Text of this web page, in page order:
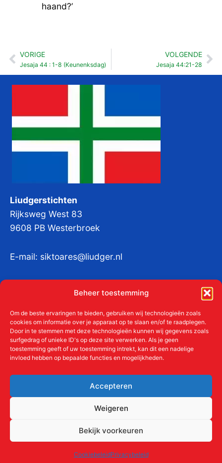
Beheer toestemming
Om de beste ervaringen te bieden, gebruiken wij technologieën zoals
cookies om informatie over je apparaat op te slaan en/of te raadplegen.
Door in te stemmen met deze technologieën kunnen wij gegevens zoals
surfgedrag of unieke ID's op deze site verwerken. Als je geen
toestemming geeft of uw toestemming intrekt, kan dit een nadelige
invloed hebben op bepaalde functies en mogelijkheden.
Accepteren
Weigeren
Bekijk voorkeuren
CookiebeleidPrivacybeleid
haand?’
Vorige
VORIGE
Jesaja 44 : 1-8 (Keunenksdag)
VOLGENDE
Jesaja 44:21-28
Liudgerstichten
Rijksweg West 83
9608 PB Westerbroek
E-mail: siktoares@liudger.nl
KvKnr:41011712
Meer over de Liudgerstichten
Aanmelden als donateur
ANBI
Contact